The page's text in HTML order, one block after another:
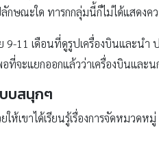
กษณะใด ทารกกลุ่มนี้ก็ไม่ได้แสดง
9-11 เดือนที่ดูรูปเครื่องบินและน
ที่จะแยกออกแล้วว่าเครื่องบินและ
บสนุกๆ
ให้เขาได้เรียนรู้เรื่องการจัดหมวด